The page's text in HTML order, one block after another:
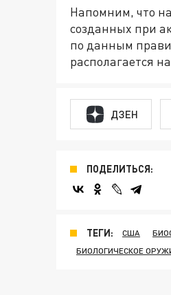
Напомним, что
созданных при
по данным
располагается
ДЗЕН
ПОДЕЛИТЬСЯ:
ТЕГИ: США
БИОЛОГИЧЕСКОЕ